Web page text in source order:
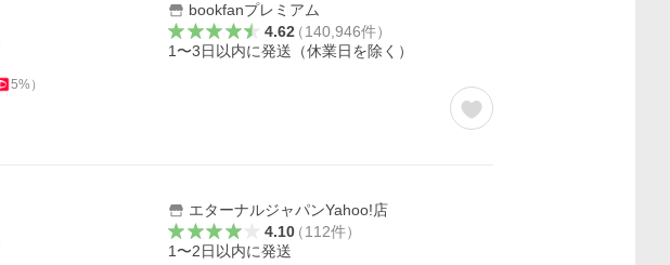
5%）
bookfanプレミアム
4.62（140,946件）
1〜3日以内に発送（休業日を除く）
エターナルジャパンYahoo!店
4.10（112件）
1〜2日以内に発送